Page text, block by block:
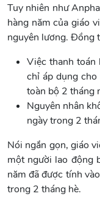
Tuy nhiên như
hàng năm của giáo
nguyên lương. Đồng
Việc thanh toán
chỉ áp dụng
toàn bộ 2 tháng
Nguyên nhân
ngày trong 2
Nói ngắn gọn, giáo
một người lao động
năm đã được tính
trong 2 tháng hè.